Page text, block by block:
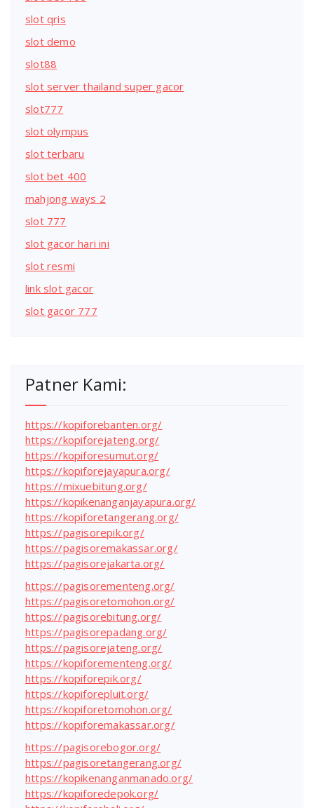
slot qris
slot demo
slot88
slot server thailand super gacor
slot777
slot olympus
slot terbaru
slot bet 400
mahjong ways 2
slot 777
slot gacor hari ini
slot resmi
link slot gacor
slot gacor 777
Patner Kami:
https://kopiforebanten.org/
https://kopiforejateng.org/
https://kopiforesumut.org/
https://kopiforejayapura.org/
https://mixuebitung.org/
https://kopikenanganjayapura.org/
https://kopiforetangerang.org/
https://pagisorepik.org/
https://pagisoremakassar.org/
https://pagisorejakarta.org/
https://pagisorementeng.org/
https://pagisoretomohon.org/
https://pagisorebitung.org/
https://pagisorepadang.org/
https://pagisorejateng.org/
https://kopiforementeng.org/
https://kopiforepik.org/
https://kopiforepluit.org/
https://kopiforetomohon.org/
https://kopiforemakassar.org/
https://pagisorebogor.org/
https://pagisoretangerang.org/
https://kopikenanganmanado.org/
https://kopiforedepok.org/